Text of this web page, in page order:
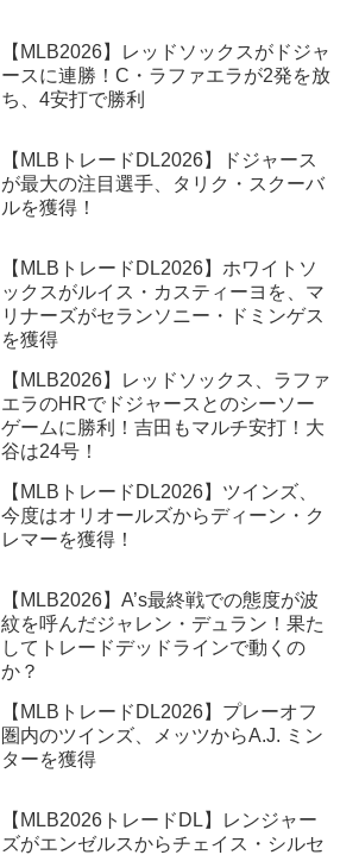
【MLB2026】レッドソックスがドジャ
ースに連勝！C・ラファエラが2発を放
ち、4安打で勝利
【MLBトレードDL2026】ドジャース
が最大の注目選手、タリク・スクーバ
ルを獲得！
【MLBトレードDL2026】ホワイトソ
ックスがルイス・カスティーヨを、マ
リナーズがセランソニー・ドミンゲス
を獲得
【MLB2026】レッドソックス、ラファ
エラのHRでドジャースとのシーソー
ゲームに勝利！吉田もマルチ安打！大
谷は24号！
【MLBトレードDL2026】ツインズ、
今度はオリオールズからディーン・ク
レマーを獲得！
【MLB2026】A’s最終戦での態度が波
紋を呼んだジャレン・デュラン！果た
してトレードデッドラインで動くの
か？
【MLBトレードDL2026】プレーオフ
圏内のツインズ、メッツからA.J. ミン
ターを獲得
【MLB2026トレードDL】レンジャー
ズがエンゼルスからチェイス・シルセ